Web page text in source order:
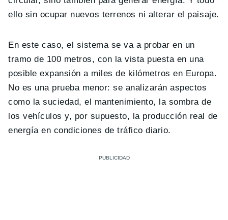
ello sin ocupar nuevos terrenos ni alterar el paisaje.
En este caso, el sistema se va a probar en un
tramo de 100 metros, con la vista puesta en una
posible expansión a miles de kilómetros en Europa.
No es una prueba menor: se analizarán aspectos
como la suciedad, el mantenimiento, la sombra de
los vehículos y, por supuesto, la producción real de
energía en condiciones de tráfico diario.